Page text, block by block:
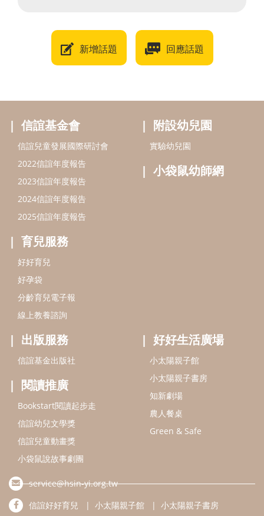
新增話題 回應話題
信誼基金會
信誼兒童發展國際研討會
2022信誼年度報告
2023信誼年度報告
2024信誼年度報告
2025信誼年度報告
育兒服務
好好育兒
好孕袋
分齡育兒電子報
線上教養諮詢
附設幼兒園
實驗幼兒園
小袋鼠幼師網
出版服務
信誼基金出版社
閱讀推廣
Bookstart閱讀起步走
信誼幼兒文學獎
信誼兒童動畫獎
小袋鼠說故事劇團
好好生活廣場
小太陽親子館
小太陽親子書房
知新劇場
農人餐桌
Green & Safe
service@hsin-yi.org.tw
信誼好好育兒
小太陽親子館 小太陽親子書房